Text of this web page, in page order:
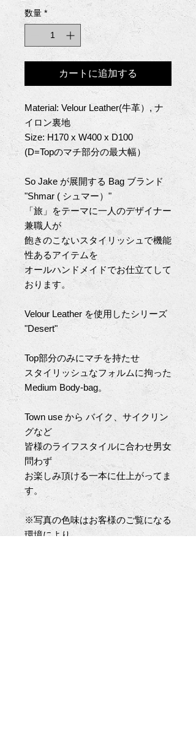
数量 *
カートに追加する
Material: Velour Leather(牛革）, ナ
イロン裏地
Size: H170 x W400 x D100
(D=Topのマチ部分の最大幅）
So Jake が展開する Bag ブランド
"Shmar ( シュマー） "
「旅」をテーマに一人のデザイナー
兼職人が
飽きのこないスタイリッシュで機能
性あるアイテムを
オールハンドメイドでお仕立てして
おります。
Velour Leather を使用したシリーズ
"Desert"
Top部分のみにマチを持たせ
スタイリッシュなフォルムに拘った
Medium Body-bag。
Town use から バイク、サイクリン
グなど
皆様のライフスタイルに合わせ男女
問わず
お楽しみ頂ける一本に仕上がってま
す。
※写真の色味はお客様のご覧になる
環境により